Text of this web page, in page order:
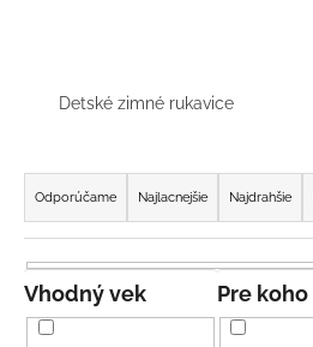
Detské zimné rukavice
R
a
d
e
n
i
Odporúčame Najlacnejšie Najdrahšie
Pre koho
Vhodný vek
O
d
p